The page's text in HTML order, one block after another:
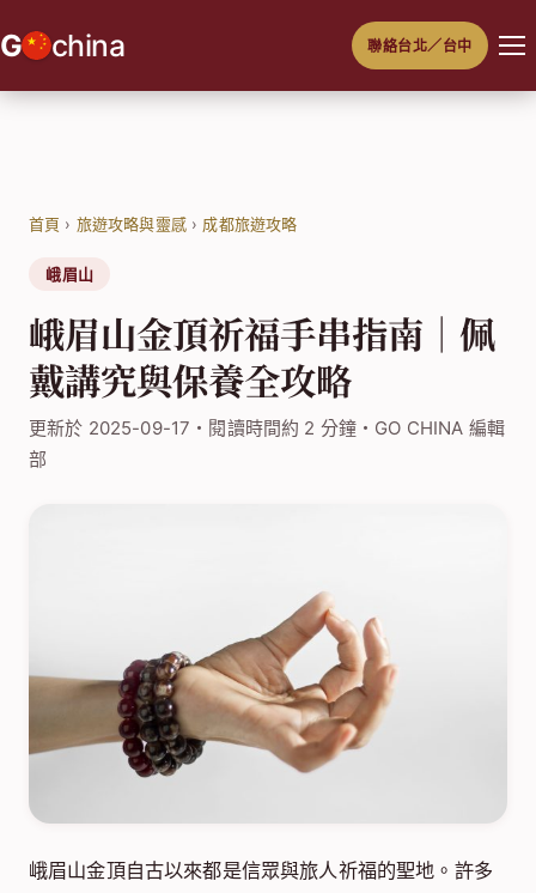
至
G china 聯絡台北／台中
首頁 › 旅遊攻略與靈感› 成都旅遊攻略
峨眉山
峨眉山金頂祈福手串指南｜佩
戴講究與保養全攻略
更新於 2025-09-17・閱讀時間約 2 分鐘・GO CHINA 編輯
部
峨眉山金頂自古以來都是信眾與旅人祈福的聖地。許多